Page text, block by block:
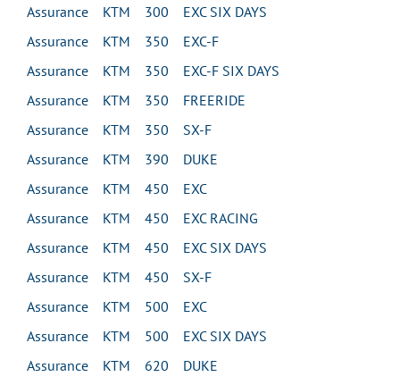
Assurance KTM 300 EXC SIX DAYS
Assurance KTM 350 EXC-F
Assurance KTM 350 EXC-F SIX DAYS
Assurance KTM 350 FREERIDE
Assurance KTM 350 SX-F
Assurance KTM 390 DUKE
Assurance KTM 450 EXC
Assurance KTM 450 EXC RACING
Assurance KTM 450 EXC SIX DAYS
Assurance KTM 450 SX-F
Assurance KTM 500 EXC
Assurance KTM 500 EXC SIX DAYS
Assurance KTM 620 DUKE